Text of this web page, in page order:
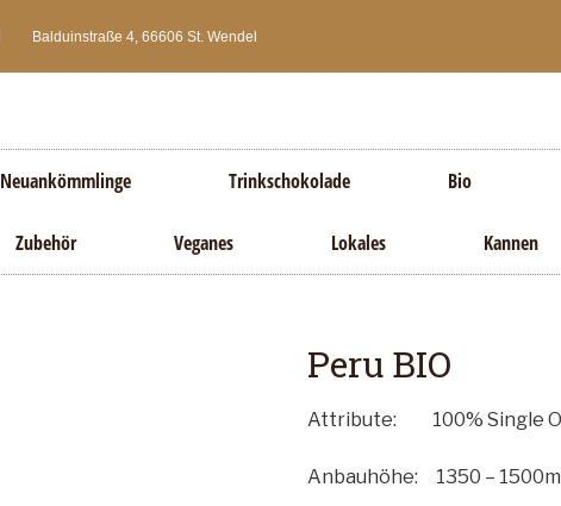
Balduinstraße 4, 66606 St. Wendel
Neuankömmlinge Trinkschokolade Bio
Zubehör Veganes Lokales Kannen
Peru BIO
Attribute: 100% Single
Anbauhöhe: 1350 – 1500m